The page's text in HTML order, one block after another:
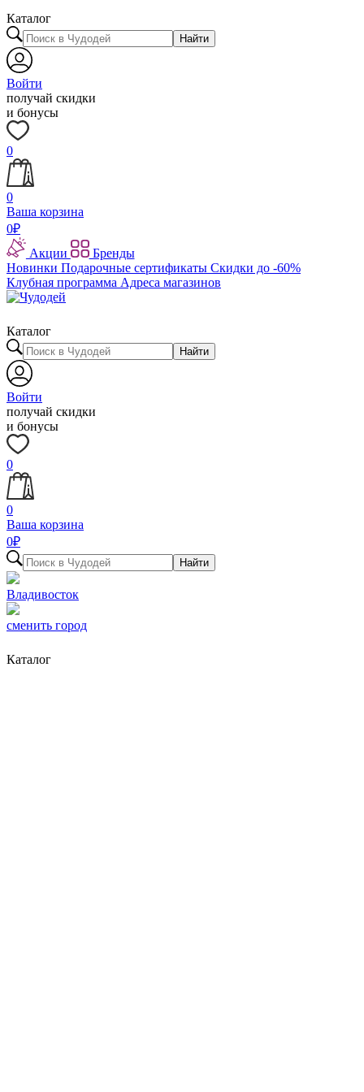
Каталог
Найти
Войти
получай скидки
и бонусы
0
0
Ваша корзина
0₽
Акции
Бренды
Новинки Подарочные сертификаты Скидки до -60%
Клубная программа Адреса магазинов
Каталог
Найти
Войти
получай скидки
и бонусы
0
0
Ваша корзина
0₽
Найти
Владивосток
сменить город
Каталог